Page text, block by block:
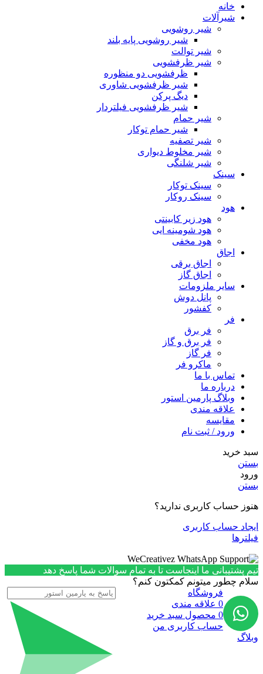
خانه
شیرآلات
شیر روشویی
شیر روشویی پایه بلند
شیر توالت
شیر ظرفشویی
ظرفشویی دو منظوره
شیر ظرفشویی شاوری
دیگ پرکن
شیر ظرفشویی فیلتردار
شیر حمام
شیر حمام توکار
شیر تصفیه
شیر مخلوط دیواری
شیر شلنگی
سینک
سینک توکار
سینک روکار
هود
هود زیر كابینتی
هود شومینه ایی
هود مخفى
اجاق
اجاق برقى
اجاق گاز
سایر ملزومات
پانل دوش
کفشور
فر
فر برق
فر برق و گاز
فر گاز
ماكرو فر
تماس با ما
درباره ما
وبلاگ پارمین استور
علاقه مندی
مقایسه
ورود / ثبت نام
سبد خرید
بستن
ورود
بستن
هنوز حساب کاربری ندارید؟
ایجاد حساب کاربری
فیلترها
تیم پشتیبانی ما اینجاست تا به تمام سوالات شما پاسخ دهد
سلام چطور میتونم کمکتون کنم؟
فروشگاه
0 علاقه مندی
0 محصول سبد خرید
حساب کاربری من
وبلاگ